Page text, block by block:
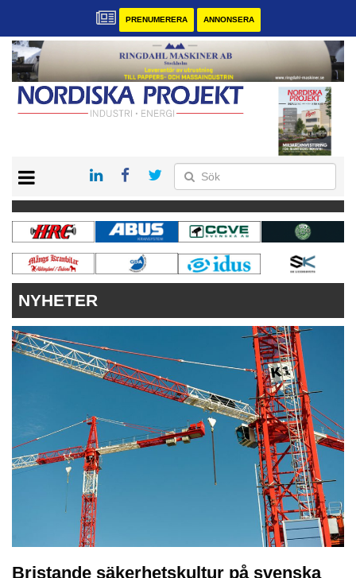
PRENUMERERA ANNONSERA
KONTAKT
VÅRA ANDRA MAGASIN
PRENUMERERA
ANNONSERA
NYHETER
Bristande säkerhetskultur på svenska